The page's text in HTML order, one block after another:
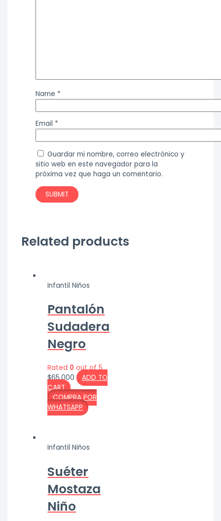
Name *
Email *
Guardar mi nombre, correo electrónico y
sitio web en este navegador para la
próxima vez que haga un comentario.
Related products
Infantil Niños
Pantalón
Sudadera
Negro
Rated 0 out of 5
$65,000
ADD TO
CART
COMPRA POR
WHATSAPP
Infantil Niños
Suéter
Mostaza
Niño